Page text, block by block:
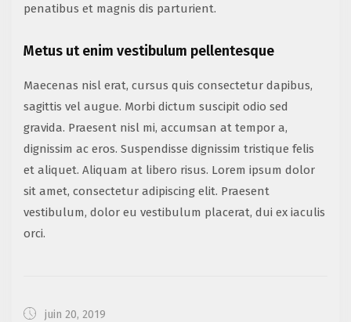
penatibus et magnis dis parturient.
Metus ut enim vestibulum pellentesque
Maecenas nisl erat, cursus quis consectetur dapibus,
sagittis vel augue. Morbi dictum suscipit odio sed
gravida. Praesent nisl mi, accumsan at tempor a,
dignissim ac eros. Suspendisse dignissim tristique felis
et aliquet. Aliquam at libero risus. Lorem ipsum dolor
sit amet, consectetur adipiscing elit. Praesent
vestibulum, dolor eu vestibulum placerat, dui ex iaculis
orci.
juin 20, 2019